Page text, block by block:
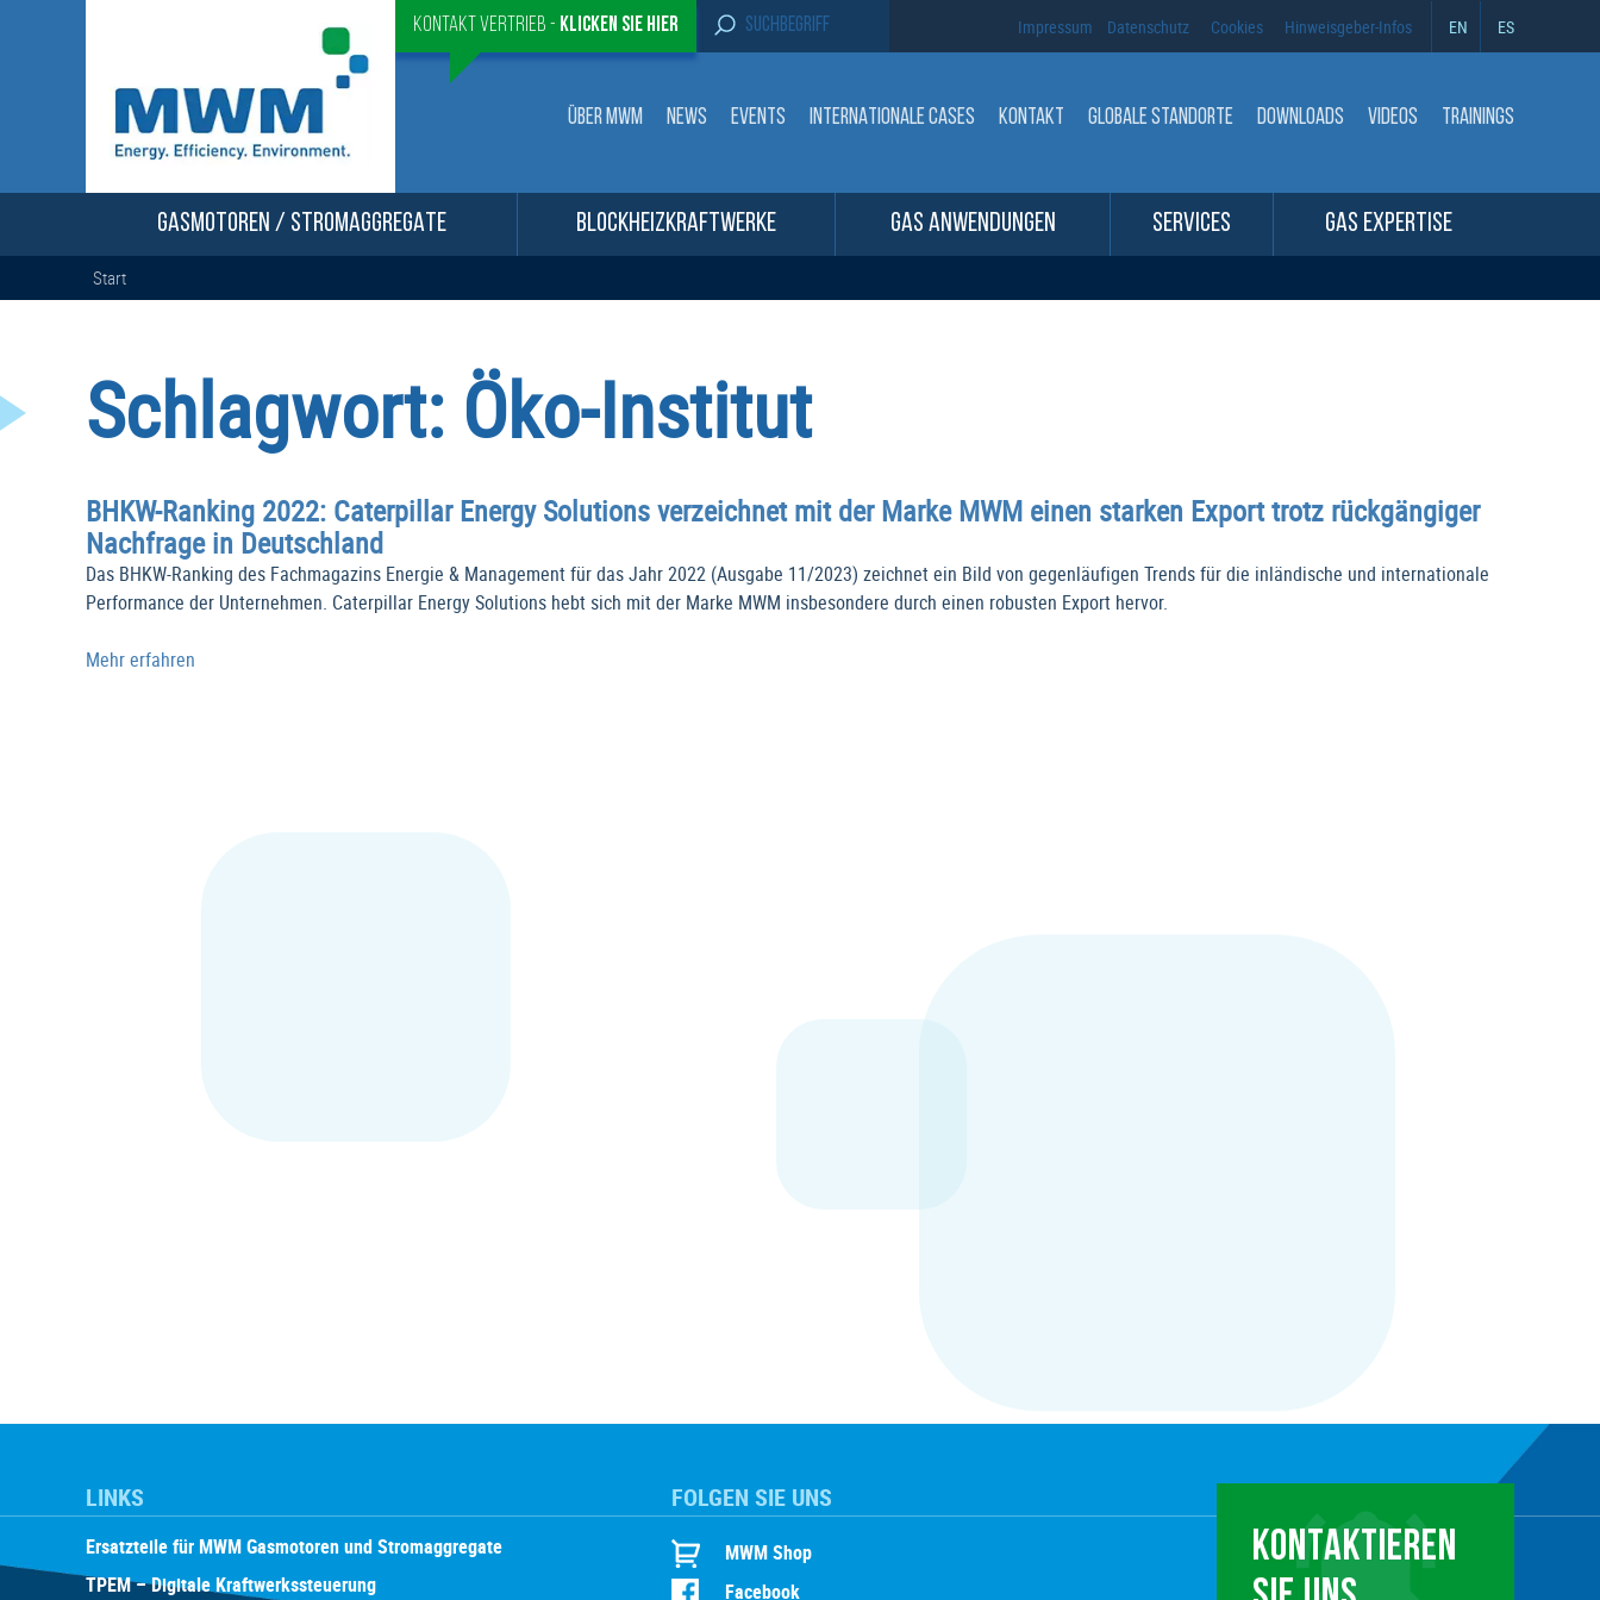
Kontakt Vertrieb - Klicken sie Hier
S
e
r
:
Impressum Datenschutz Cookies Hinweisgeber-Infos EN ES
ÜBER MWM NEWS EVENTS INTERNATIONALE CASES KONTAKT GLOBALE STANDORTE DOWNLOADS VIDEOS TRAININGS
GASMOTOREN / STROMAGGREGATE BLOCKHEIZKRAFTWERKE GAS ANWENDUNGEN SERVICES GAS EXPERTISE
Start
Schlagwort: Öko-Institut
BHKW-Ranking 2022: Caterpillar Energy Solutions verzeichnet mit der Marke MWM einen starken Export trotz rückgängiger
Nachfrage in Deutschland
Das BHKW-Ranking des Fachmagazins Energie & Management für das Jahr 2022 (Ausgabe 11/2023) zeichnet ein Bild von gegenläufigen Trends für die inländische und internationale
Performance der Unternehmen. Caterpillar Energy Solutions hebt sich mit der Marke MWM insbesondere durch einen robusten Export hervor.
Mehr erfahren
LINKS
Ersatzteile für MWM Gasmotoren und Stromaggregate
TPEM – Digitale Kraftwerkssteuerung
FOLGEN SIE UNS
MWM Shop
Facebook
KONTAKTIEREN